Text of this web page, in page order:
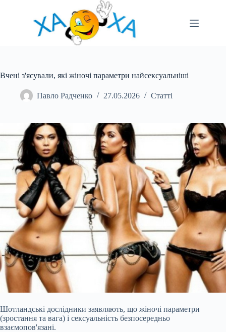
Вчені з'ясували, які жіночі параметри найсексуальніші
Павло Радченко 27.05.2026 Статті
Шотландські дослідники заявляють, що жіночі параметри
(зростання та вага) і сексуальність безпосередньо
взаємопов'язані.